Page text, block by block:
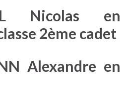
Nicolas en
2ème cadet
Alexandre en